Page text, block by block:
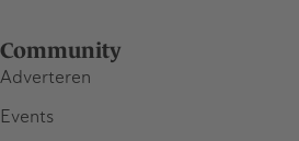
Community
Adverteren
Events